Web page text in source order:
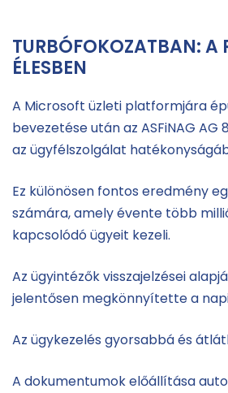
TURBÓFOKOZATBAN: A
ÉLESBEN
A Microsoft üzleti platformjára
bevezetése után az ASFiNAG AG
az ügyfélszolgálat
Ez különösen fontos eredmény
számára, amely évente több
kapcsolódó ügyeit kezeli.
Az ügyintézők visszajelzései
jelentősen megkönnyítette a
Az ügykezelés gyorsabbá és
A dokumentumok előállítása